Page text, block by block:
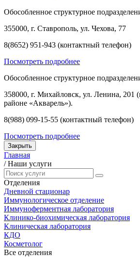
Обособленное структурное
355000, г. Ставрополь, ул. Чехова, 77
8(8652) 951-943 (контактный телефон)
Посмотреть подробнее
Обособленное структурное
358000, г. Михайловск, ул. Ленина, 201
районе «Акварель»).
8(988) 099-15-55 (контактный телефон)
Посмотреть подробнее
Закрыть
Главная
/ Наши услуги
Отделения
Дневной стационар
Иммунологическое отделение
Иммуноферментная лаборатория
Клинико-биохимическая лаборатория
Клиническая лаборатория
КДО
Косметолог
Все отделения